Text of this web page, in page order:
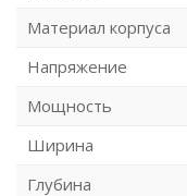
Материал корпуса
Напряжение
Мощность
Ширина
Глубина